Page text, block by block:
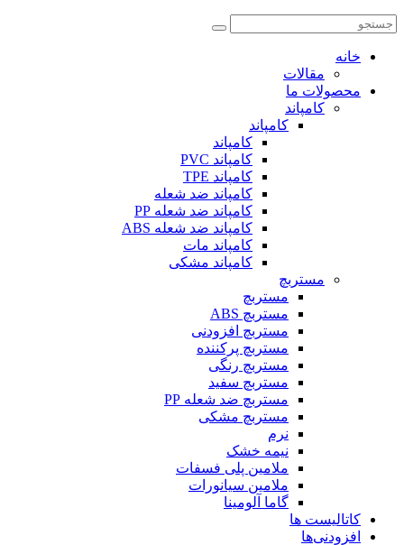
خانه
مقالات
محصولات ما
کامپاند
کامپاند
کامپاند
کامپاند PVC
کامپاند TPE
کامپاند ضد شعله
کامپاند ضد شعله PP
کامپاند ضد شعله ABS
کامپاند مات
کامپاند مشکی
مستربچ
مستربچ
مستربچ ABS
مستربچ افزودنی
مستربچ پرکننده
مستربچ رنگی
مستربچ‌ سفید
مستربچ ضد شعله PP
مستربچ مشکی
نرم
نیمه خشک
ملامین پلی فسفات
ملامین سیانورات
گاما آلومینا
کاتالیست ها
افزودنی‌ها